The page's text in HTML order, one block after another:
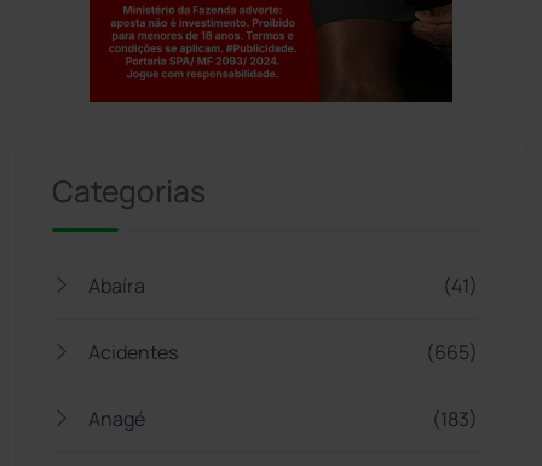
Categorias
Abaíra (41)
Acidentes (665)
Anagé (183)